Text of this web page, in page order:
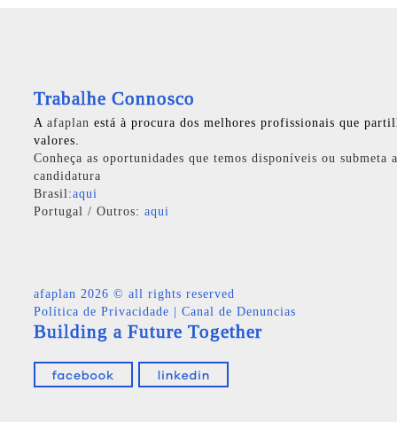
Trabalhe Connosco
A afaplan está à procura dos melhores profissionais que
valores.
Conheça as oportunidades que temos disponíveis ou submeta
candidatura
Brasil:aqui
Portugal / Outros: aqui
afaplan 2026 © all rights reserved
Política de Privacidade
Canal de Denuncias
Building a Future Together